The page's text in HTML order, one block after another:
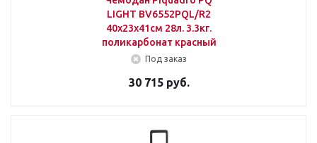
LIGHT BV6552PQL/R2
40x23x41см 28л. 3.3кг.
поликарбонат красный
Под заказ
30 715 руб.